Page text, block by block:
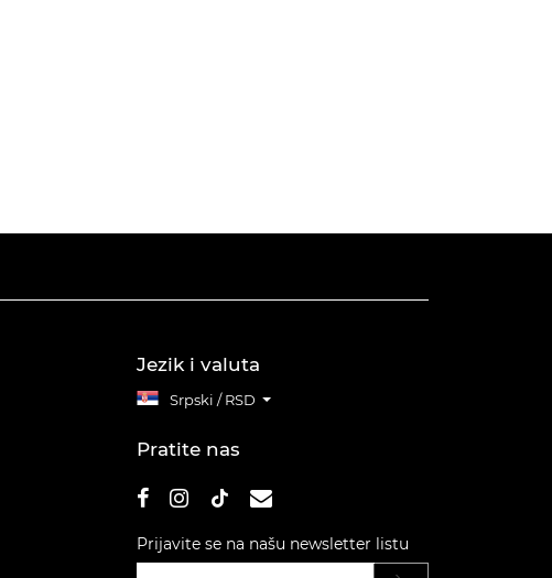
Jezik i valuta
Srpski / RSD
Pratite nas
Prijavite se na našu newsletter listu